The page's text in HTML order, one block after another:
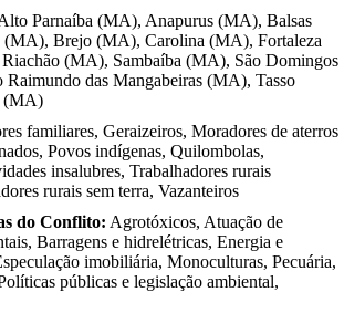
Parnaíba (MA), Anapurus (MA), Balsas
Brejo (MA), Carolina (MA), Fortaleza
(MA), Sambaíba (MA), São Domingos
das Mangabeiras (MA), Tasso
(MA)
familiares, Geraizeiros, Moradores de aterros
Povos indígenas, Quilombolas,
insalubres, Trabalhadores rurais
rurais sem terra, Vazanteiros
do Conflito: Agrotóxicos, Atuação de
Barragens e hidrelétricas, Energia e
imobiliária, Monoculturas, Pecuária,
públicas e legislação ambiental,